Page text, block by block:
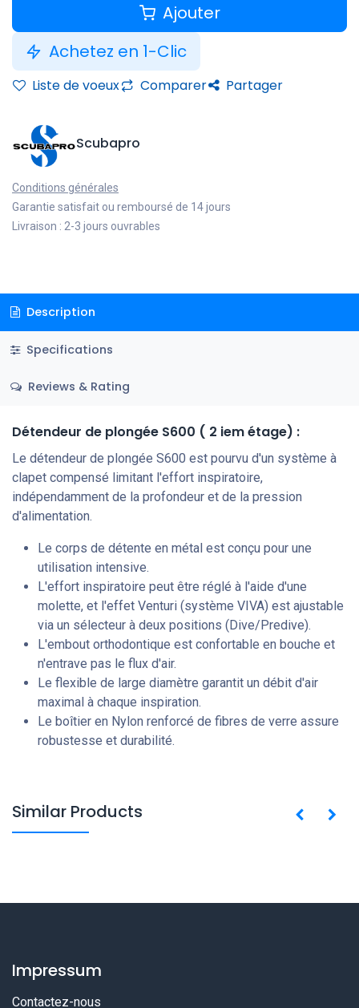
Ajouter
Achetez en 1-Clic
Liste de voeux Comparer Partager
Scubapro
Conditions générales
Garantie satisfait ou remboursé de 14 jours
Livraison : 2-3 jours ouvrables
Description
Specifications
Reviews & Rating
Détendeur de plongée S600 ( 2 iem étage) :
Le détendeur de plongée S600 est pourvu d'un système à
clapet compensé limitant l'effort inspiratoire,
indépendamment de la profondeur et de la pression
d'alimentation.
Le corps de détente en métal est conçu pour une
utilisation intensive.
L'effort inspiratoire peut être réglé à l'aide d'une
molette, et l'effet Venturi (système VIVA) est ajustable
via un sélecteur à deux positions (Dive/Predive).
L'embout orthodontique est confortable en bouche et
n'entrave pas le flux d'air.
Le flexible de large diamètre garantit un débit d'air
maximal à chaque inspiration.
Le boîtier en Nylon renforcé de fibres de verre assure
robustesse et durabilité.
Similar Products
Impressum
Contactez-nous